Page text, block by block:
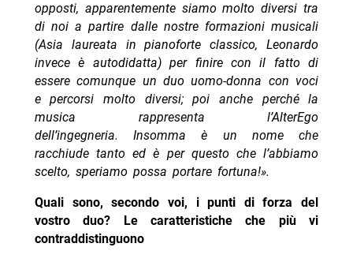
opposti, apparentemente siamo molto diversi tra
di noi a partire dalle nostre formazioni musicali
(Asia laureata in pianoforte classico, Leonardo
invece è autodidatta) per finire con il fatto di
essere comunque un duo uomo-donna con voci
e percorsi molto diversi; poi anche perché la
musica rappresenta l’AlterEgo
dell’ingegneria.Insomma è un nome che
racchiude tanto ed è per questo che l’abbiamo
scelto, speriamo possa portare fortuna!».
Quali sono, secondo voi, i punti di forza del
vostro duo? Le caratteristiche che più vi
contraddistinguono